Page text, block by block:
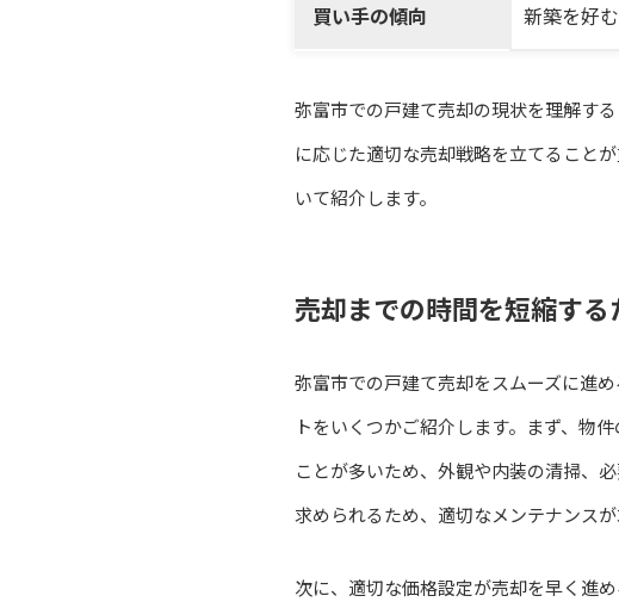
買い手の傾向 新築を好
弥富市での戸建て売却の現状を理解す
に応じた適切な売却戦略を立てること
いて紹介します。
売却までの時間を短縮す
弥富市での戸建て売却をスムーズに進
トをいくつかご紹介します。まず、物
ことが多いため、外観や内装の清掃、
求められるため、適切なメンテナンスが
次に、適切な価格設定が売却を早く進